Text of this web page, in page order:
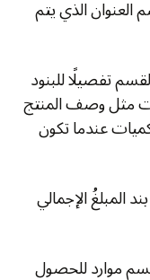
العنوان الذي يتم
تفصيلًا للبنود
مثل وصف المنتج
عندما تكون
المبلغُ الإجمالي
موارد للحصول